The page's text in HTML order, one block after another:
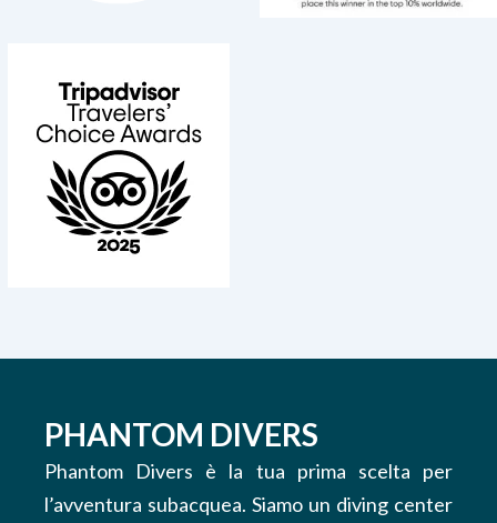
PHANTOM DIVERS
Phantom Divers è la tua prima scelta per
l’avventura subacquea. Siamo un diving center